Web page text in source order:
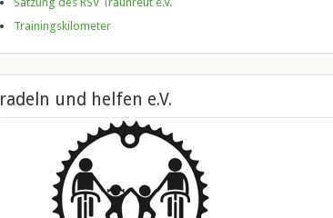
Trainingskilometer
radeln und helfen e.V.